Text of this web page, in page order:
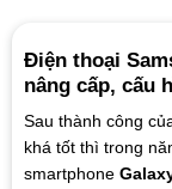
Điện thoại
nâng cấp, cấu
Sau thành công
khá tốt thì trong
smartphone